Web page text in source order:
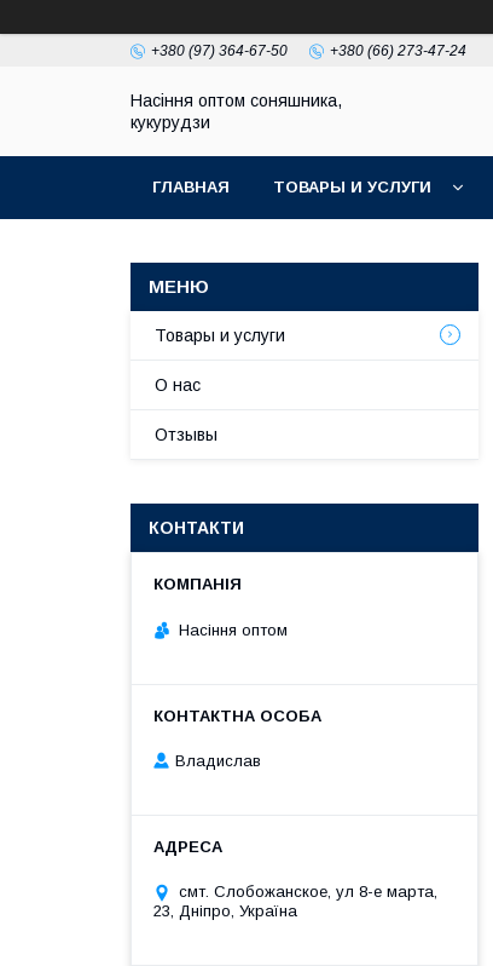
+380 (97) 364-67-50 +380 (66) 273-47-24
Насіння оптом соняшника,
кукурудзи
ГЛАВНАЯ ТОВАРЫ И УСЛУГИ
Товары и услуги
О нас
Отзывы
КОНТАКТИ
Насіння оптом
Владислав
смт. Слобожанское, ул 8-е марта,
23, Дніпро, Україна